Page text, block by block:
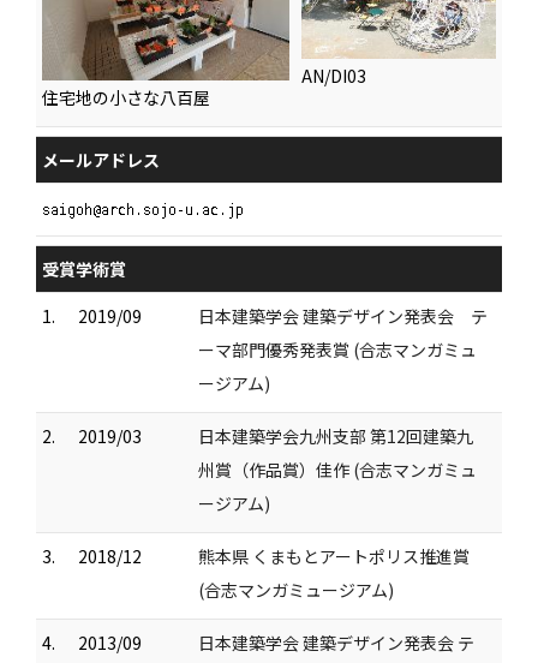
住宅地の小さな八百屋
AN/DI03
メールアドレス
受賞学術賞
1.
2019/09
日本建築学会 建築デザイン発表会 テ
ーマ部門優秀発表賞 (合志マンガミュ
ージアム)
2. 2019/03
日本建築学会九州支部 第12回建築九
州賞（作品賞）佳作 (合志マンガミュ
ージアム)
3. 2018/12
熊本県 くまもとアートポリス推進賞
(合志マンガミュージアム)
4. 2013/09
日本建築学会 建築デザイン発表会 テ